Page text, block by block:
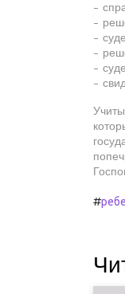
-
-
-
-
-
-
#